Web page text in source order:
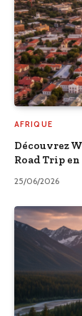
AFRIQUE
Découvrez
Road Trip
25/06/2026